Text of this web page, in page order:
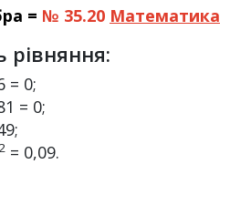
= № 35.20 Математика
рівняння:
= 0;
= 0;
= 0,09.